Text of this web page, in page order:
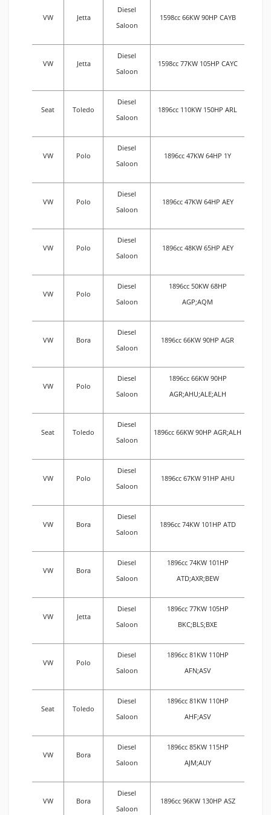
VW Jetta
Diesel
Saloon
1598cc 66KW 90HP CAYB
VW Jetta
Diesel
Saloon
1598cc 77KW 105HP CAYC
Seat Toledo
Diesel
Saloon
1896cc 110KW 150HP ARL
VW Polo
Diesel
Saloon
1896cc 47KW 64HP 1Y
VW Polo
Diesel
Saloon
1896cc 47KW 64HP AEY
VW Polo
Diesel
Saloon
1896cc 48KW 65HP AEY
VW Polo
Diesel
Saloon
1896cc 50KW 68HP
AGP;AQM
VW Bora
Diesel
Saloon
1896cc 66KW 90HP AGR
VW Polo
Diesel
Saloon
1896cc 66KW 90HP
AGR;AHU;ALE;ALH
Seat Toledo
Diesel
Saloon
1896cc 66KW 90HP AGR;ALH
VW Polo
Diesel
Saloon
1896cc 67KW 91HP AHU
VW Bora
Diesel
Saloon
1896cc 74KW 101HP ATD
VW Bora
Diesel
Saloon
1896cc 74KW 101HP
ATD;AXR;BEW
VW Jetta
Diesel
Saloon
1896cc 77KW 105HP
BKC;BLS;BXE
VW Polo
Diesel
Saloon
1896cc 81KW 110HP
AFN;ASV
Seat Toledo
Diesel
Saloon
1896cc 81KW 110HP
AHF;ASV
VW Bora
Diesel
Saloon
1896cc 85KW 115HP
AJM;AUY
VW Bora
Diesel
Saloon
1896cc 96KW 130HP ASZ